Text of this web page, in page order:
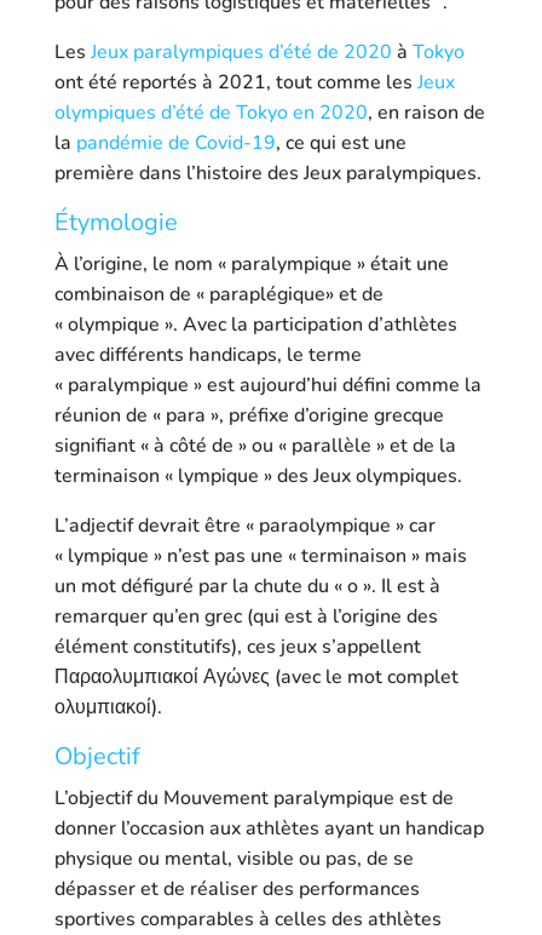
Les Jeux paralympiques d’été de 2020 à Tokyo
ont été reportés à 2021, tout comme les Jeux
olympiques d’été de Tokyo en 2020, en raison de
la pandémie de Covid-19, ce qui est une
première dans l’histoire des Jeux paralympiques.
Étymologie
À l’origine, le nom « paralympique » était une
combinaison de « paraplégique» et de
« olympique ». Avec la participation d’athlètes
avec différents handicaps, le terme
« paralympique » est aujourd’hui défini comme la
réunion de « para », préfixe d’origine grecque
signifiant « à côté de » ou « parallèle » et de la
terminaison « lympique » des Jeux olympiques.
L’adjectif devrait être « paraolympique » car
« lympique » n’est pas une « terminaison » mais
un mot défiguré par la chute du « o ». Il est à
remarquer qu’en grec (qui est à l’origine des
élément constitutifs), ces jeux s’appellent
Παραολυμπιακοί Αγώνες (avec le mot complet
ολυμπιακοί).
Objectif
L’objectif du Mouvement paralympique est de
donner l’occasion aux athlètes ayant un handicap
physique ou mental, visible ou pas, de se
dépasser et de réaliser des performances
sportives comparables à celles des athlètes